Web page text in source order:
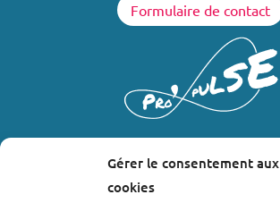
Gérer le consentement aux
cookies
Formulaire de contact